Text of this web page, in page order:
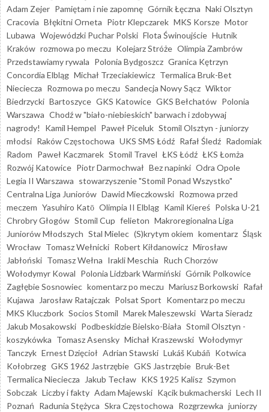
Adam Zejer Pamiętam i nie zapomnę Górnik Łęczna Naki Olsztyn
Cracovia Błękitni Orneta Piotr Klepczarek MKS Korsze Motor
Lubawa Wojewódzki Puchar Polski Flota Świnoujście Hutnik
Kraków rozmowa po meczu Kolejarz Stróże Olimpia Zambrów
Przedstawiamy rywala Polonia Bydgoszcz Granica Kętrzyn
Concordia Elbląg Michał Trzeciakiewicz Termalica Bruk-Bet
Nieciecza Rozmowa po meczu Sandecja Nowy Sącz Wiktor
Biedrzycki Bartoszyce GKS Katowice GKS Bełchatów Polonia
Warszawa Chodź w "biało-niebieskich" barwach i zdobywaj
nagrody!
Kamil Hempel Paweł Piceluk Stomil Olsztyn - juniorzy
młodsi Raków Częstochowa UKS SMS Łódź Rafał Śledź Radomiak
Radom Paweł Kaczmarek Stomil Travel ŁKS Łódź ŁKS Łomża
Rozwój Katowice Piotr Darmochwał Bez napinki Odra Opole
Legia II Warszawa stowarzyszenie "Stomil Ponad Wszystko"
Centralna Liga Juniorów Dawid Mieczkowski Rozmowa przed
meczem Yasuhiro Katō Olimpia II Elbląg Kamil Kiereś Polska U-21
Chrobry Głogów Stomil Cup felieton Makroregionalna Liga
Juniorów Młodszych Stal Mielec (S)krytym okiem komentarz Śląsk
Wrocław Tomasz Wełnicki Robert Kiłdanowicz Mirosław
Jabłoński Tomasz Wełna Irakli Meschia Ruch Chorzów
Wołodymyr Kowal Polonia Lidzbark Warmiński Górnik Polkowice
Zagłębie Sosnowiec komentarz po meczu Mariusz Borkowski Rafał
Kujawa
Jarosław Ratajczak Polsat Sport Komentarz po meczu
MKS Kluczbork Socios Stomil Marek Maleszewski Warta Sieradz
Jakub Mosakowski Podbeskidzie Bielsko-Biała Stomil Olsztyn -
koszykówka Tomasz Asensky Michał Kraszewski Wołodymyr
Tanczyk Ernest Dzięcioł Adrian Stawski Lukáš Kubáň Kotwica
Kołobrzeg GKS 1962 Jastrzębie GKS Jastrzębie Bruk-Bet
Termalica Nieciecza
Jakub Tecław KKS 1925 Kalisz Szymon
Sobczak Liczby i fakty Adam Majewski Kącik bukmacherski Lech II
Poznań Radunia Stężyca Skra Częstochowa Rozgrzewka juniorzy